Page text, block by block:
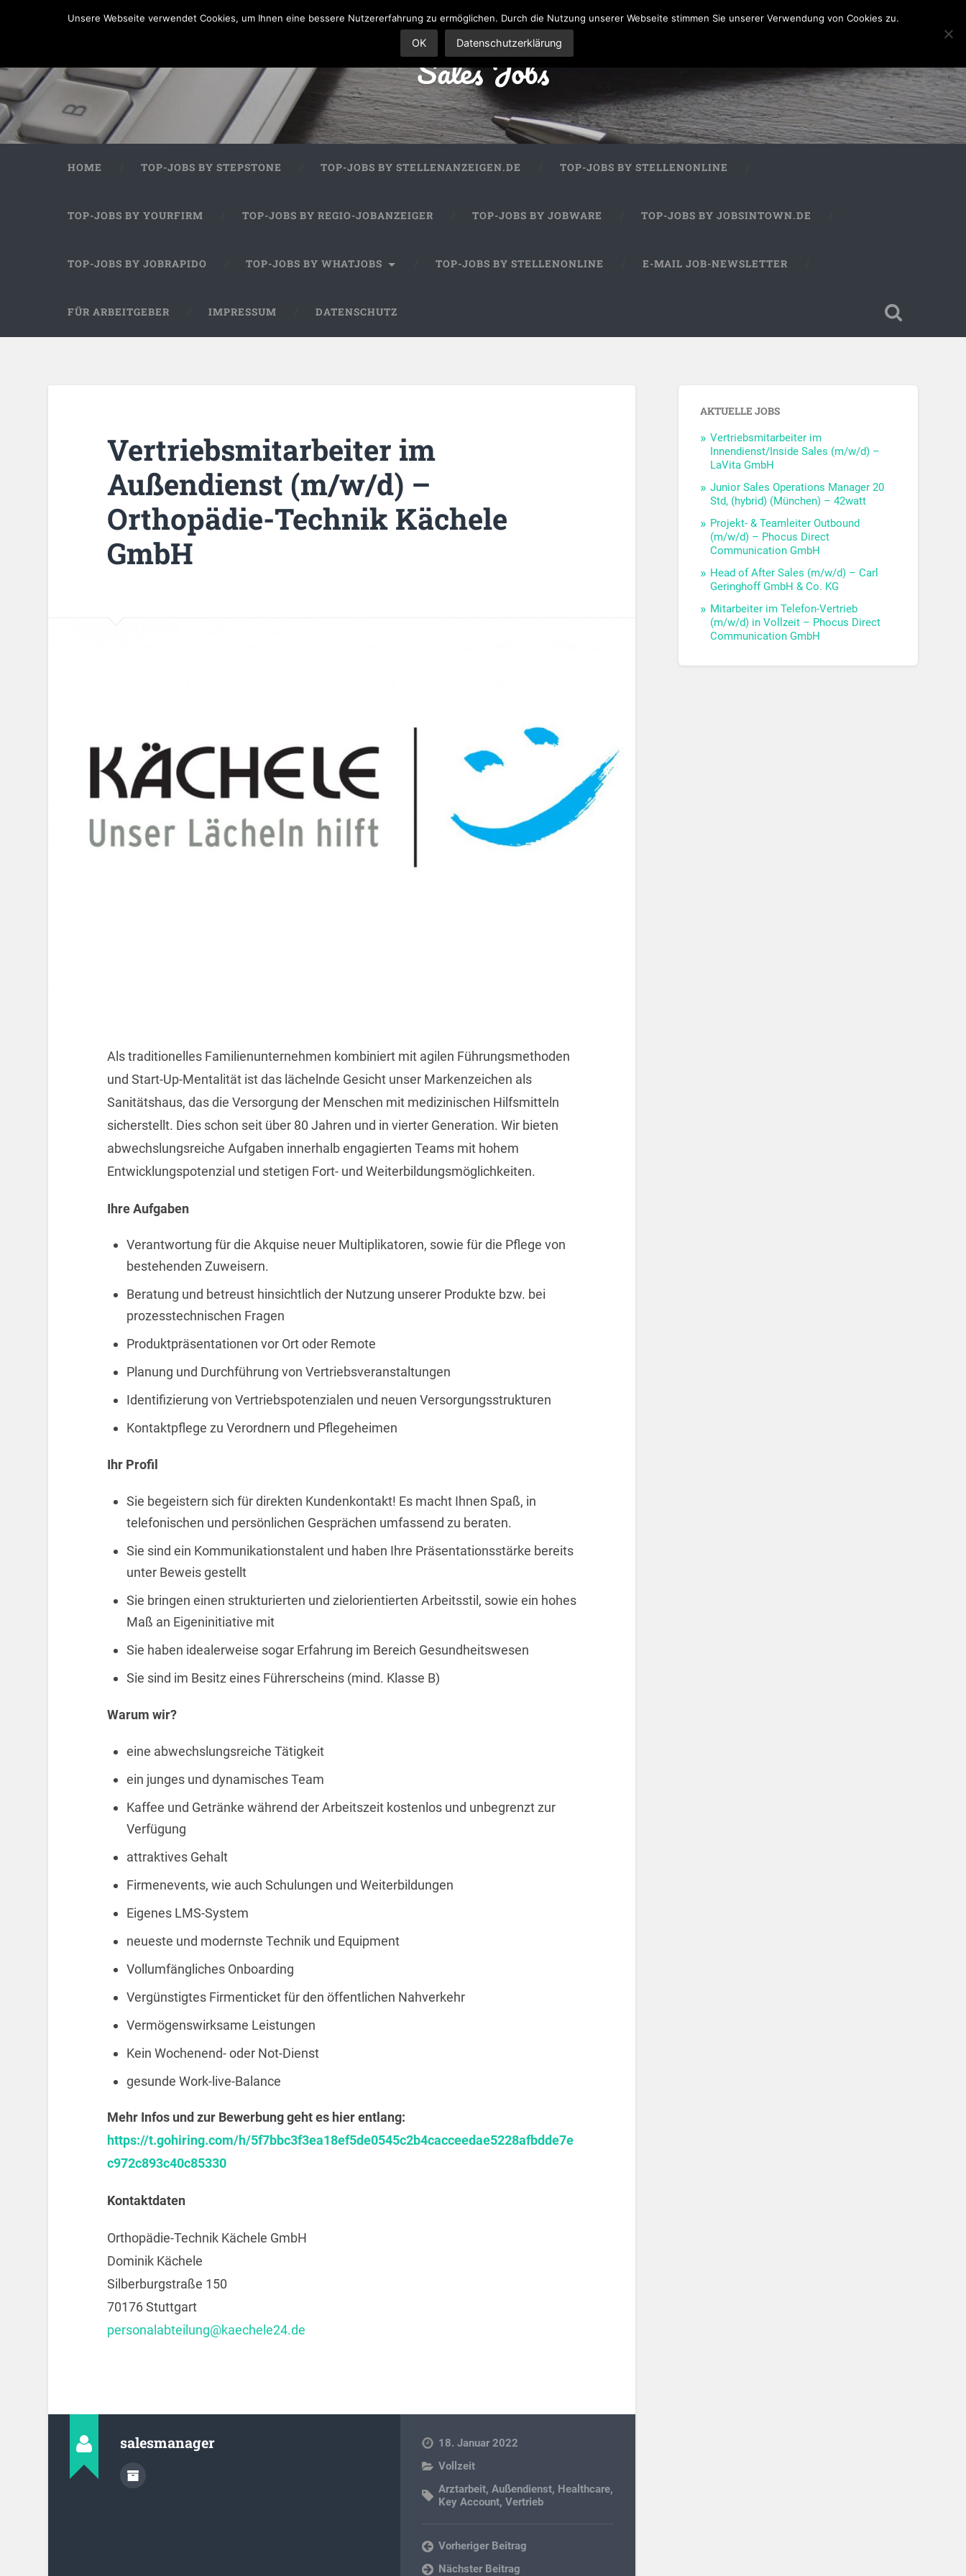
Sales Jobs
HOME TOP-JOBS BY STEPSTONE TOP-JOBS BY STELLENANZEIGEN.DE TOP-JOBS BY STELLENONLINE
TOP-JOBS BY YOURFIRM TOP-JOBS BY REGIO-JOBANZEIGER TOP-JOBS BY JOBWARE TOP-JOBS BY JOBSINTOWN.DE
TOP-JOBS BY JOBRAPIDO TOP-JOBS BY WHATJOBS TOP-JOBS BY STELLENONLINE E-MAIL JOB-NEWSLETTER
FÜR ARBEITGEBER IMPRESSUM DATENSCHUTZ
Vertriebsmitarbeiter im
Außendienst (m/w/d) –
Orthopädie-Technik Kächele
GmbH
Als traditionelles Familienunternehmen kombiniert mit agilen Führungsmethoden
und Start-Up-Mentalität ist das lächelnde Gesicht unser Markenzeichen als
Sanitätshaus, das die Versorgung der Menschen mit medizinischen Hilfsmitteln
sicherstellt. Dies schon seit über 80 Jahren und in vierter Generation. Wir bieten
abwechslungsreiche Aufgaben innerhalb engagierten Teams mit hohem
Entwicklungspotenzial und stetigen Fort- und Weiterbildungsmöglichkeiten.
Ihre Aufgaben
Verantwortung für die Akquise neuer Multiplikatoren, sowie für die Pflege von
bestehenden Zuweisern.
Beratung und betreust hinsichtlich der Nutzung unserer Produkte bzw. bei
prozesstechnischen Fragen
Produktpräsentationen vor Ort oder Remote
Planung und Durchführung von Vertriebsveranstaltungen
Identifizierung von Vertriebspotenzialen und neuen Versorgungsstrukturen
Kontaktpflege zu Verordnern und Pflegeheimen
Ihr Profil
Sie begeistern sich für direkten Kundenkontakt! Es macht Ihnen Spaß, in
telefonischen und persönlichen Gesprächen umfassend zu beraten.
Sie sind ein Kommunikationstalent und haben Ihre Präsentationsstärke bereits
unter Beweis gestellt
Sie bringen einen strukturierten und zielorientierten Arbeitsstil, sowie ein hohes
Maß an Eigeninitiative mit
Sie haben idealerweise sogar Erfahrung im Bereich Gesundheitswesen
Sie sind im Besitz eines Führerscheins (mind. Klasse B)
Warum wir?
eine abwechslungsreiche Tätigkeit
ein junges und dynamisches Team
Kaffee und Getränke während der Arbeitszeit kostenlos und unbegrenzt zur
Verfügung
attraktives Gehalt
Firmenevents, wie auch Schulungen und Weiterbildungen
Eigenes LMS-System
neueste und modernste Technik und Equipment
Vollumfängliches Onboarding
Vergünstigtes Firmenticket für den öffentlichen Nahverkehr
Vermögenswirksame Leistungen
Kein Wochenend- oder Not-Dienst
gesunde Work-live-Balance
Mehr Infos und zur Bewerbung geht es hier entlang:
https://t.gohiring.com/h/5f7bbc3f3ea18ef5de0545c2b4cacceedae5228afbdde7e
c972c893c40c85330
Kontaktdaten
Orthopädie-Technik Kächele GmbH
Dominik Kächele
Silberburgstraße 150
70176 Stuttgart
personalabteilung@kaechele24.de
salesmanager
18. Januar 2022
Vollzeit
Arztarbeit,Außendienst, Healthcare,
Key Account,Vertrieb
Vorheriger Beitrag
Nächster Beitrag
AKTUELLE JOBS
Vertriebsmitarbeiter im
Innendienst/Inside Sales (m/w/d) –
LaVita GmbH
Junior Sales Operations Manager 20
Std, (hybrid) (München) – 42watt
Projekt- & Teamleiter Outbound
(m/w/d) – Phocus Direct
Communication GmbH
Head of After Sales (m/w/d) – Carl
Geringhoff GmbH & Co. KG
Mitarbeiter im Telefon-Vertrieb
(m/w/d) in Vollzeit – Phocus Direct
Communication GmbH
Unsere Webseite verwendet Cookies, um Ihnen eine bessere Nutzererfahrung zu ermöglichen. Durch die Nutzung unserer Webseite stimmen Sie unserer Verwendung von Cookies zu.
OK Datenschutzerklärung